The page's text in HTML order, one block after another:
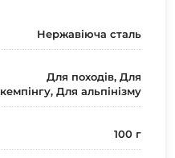
Нержавіюча сталь
Для походів, Для
кемпінгу, Для альпінізму
100 г